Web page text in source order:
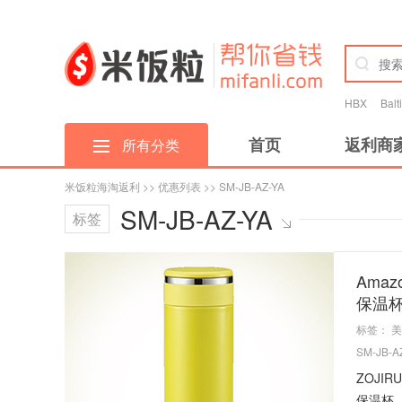
HBX
所有分类 首页 返利商
米饭粒海淘返利 >> 优惠列表 >> SM-JB-AZ-YA
标签 SM-JB-AZ-YA
保温
标签：
SM-JB-